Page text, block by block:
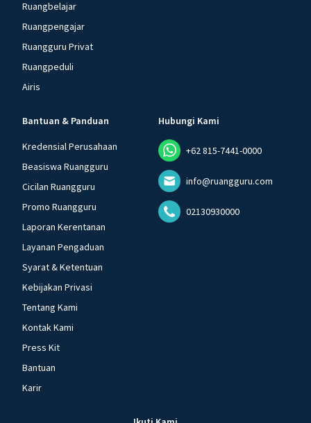
Ruangbelajar
Ruangpengajar
Ruangguru Privat
Ruangpeduli
Airis
Bantuan & Panduan
Kredensial Perusahaan
Beasiswa Ruangguru
Cicilan Ruangguru
Promo Ruangguru
Laporan Kerentanan
Layanan Pengaduan
Syarat & Ketentuan
Kebijakan Privasi
Tentang Kami
Kontak Kami
Press Kit
Bantuan
Karir
Hubungi Kami
+62 815-7441-0000
info@ruangguru.com
02130930000